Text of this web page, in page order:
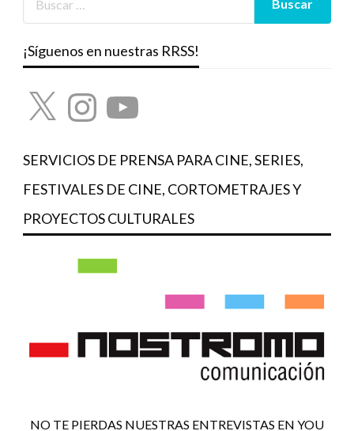
¡Síguenos en nuestras RRSS!
X InstagramYouTube
SERVICIOS DE PRENSA PARA CINE, SERIES,
FESTIVALES DE CINE, CORTOMETRAJES Y
PROYECTOS CULTURALES
NO TE PIERDAS NUESTRAS ENTREVISTAS EN YOU